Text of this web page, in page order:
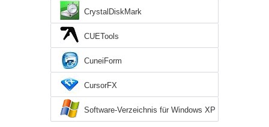
CrystalDiskMark
CUETools
CuneiForm
CursorFX
Software-Verzeichnis für Windows XP